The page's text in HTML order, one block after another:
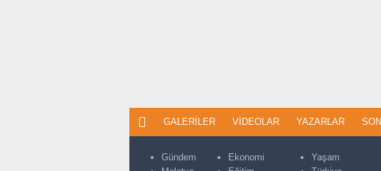
GALERILER VIDEOLAR YAZARLAR
Gündem
Ekonomi
Yaşam